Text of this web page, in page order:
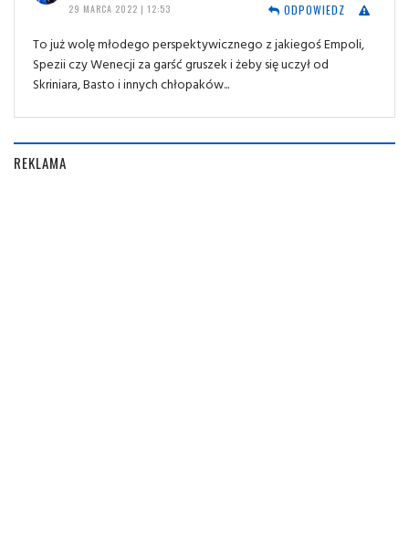
29 MARCA 2022 | 12:53
ODPOWIEDZ
To już wolę młodego perspektywicznego z jakiegoś Empoli,
Spezii czy Wenecji za garść gruszek i żeby się uczył od
Skriniara, Basto i innych chłopaków...
REKLAMA